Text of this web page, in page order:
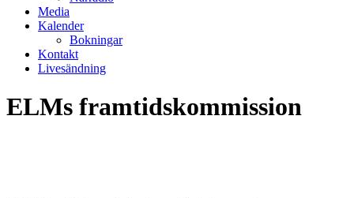
Media
Kalender
Bokningar
Kontakt
Livesändning
ELMs framtidskommission